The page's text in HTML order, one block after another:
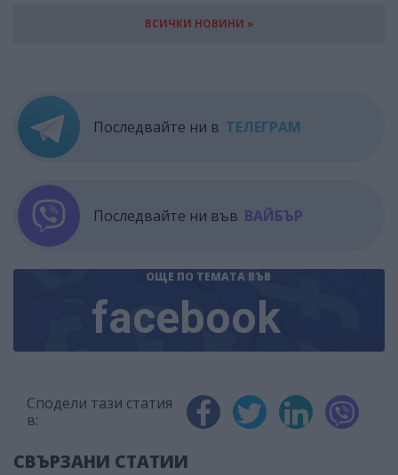
ВСИЧКИ НОВИНИ »
Последвайте ни в ТЕЛЕГРАМ
Последвайте ни във ВАЙБЪР
ОЩЕ ПО ТЕМАТА ВЪВ
facebook
Сподели тази статия
в:
СВЪРЗАНИ СТАТИИ